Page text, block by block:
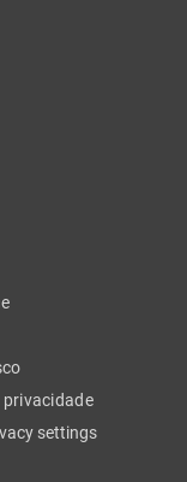
settings